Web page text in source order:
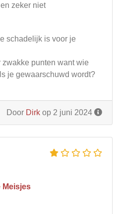
zeker niet
schadelijk is voor je
punten want wie
je gewaarschuwd wordt?
Door Dirk op 2 juni 2024
Meisjes